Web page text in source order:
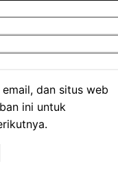
email, dan situs web
ini untuk